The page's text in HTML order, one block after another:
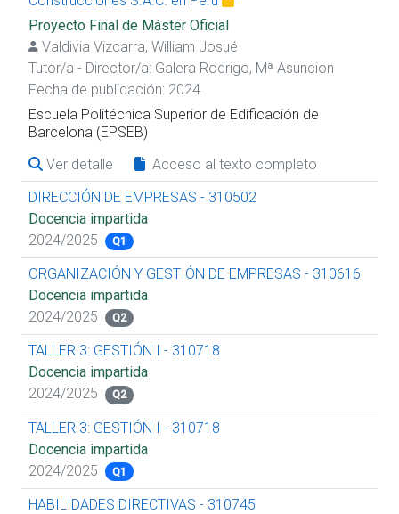
Proyecto Final de Máster Oficial
Valdivia Vizcarra, William Josué
Tutor/a - Director/a: Galera Rodrigo, Mª Asuncion
Fecha de publicación: 2024
Escuela Politécnica Superior de Edificación de
Barcelona (EPSEB)
Ver detalle
Acceso al texto completo
DIRECCIÓN DE EMPRESAS - 310502
Docencia impartida
2024/2025
Q1
ORGANIZACIÓN Y GESTIÓN DE EMPRESAS - 310616
Docencia impartida
2024/2025
Q2
TALLER 3: GESTIÓN I - 310718
Docencia impartida
2024/2025
Q2
TALLER 3: GESTIÓN I - 310718
Docencia impartida
2024/2025
Q1
HABILIDADES DIRECTIVAS - 310745